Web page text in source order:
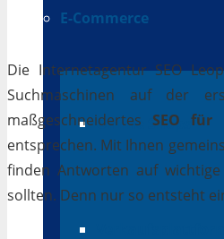
E-Commerce
Online Shops
Die Internetagentur SEO
Suchmaschinen auf der
maßgeschneidertes SEO für
entsprechen. Mit Ihnen
finden Antworten auf
sollten. Denn nur so entsteht